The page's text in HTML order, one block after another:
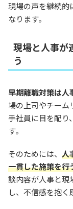
現場の声を継続的
なります。
現場と人事が
う
早期離職対策は人
場の上司やチーム
手社員に目を配り
す。
そのためには、 人
一貫した施策を行
談内容が人事と現
し、不信感を抱く